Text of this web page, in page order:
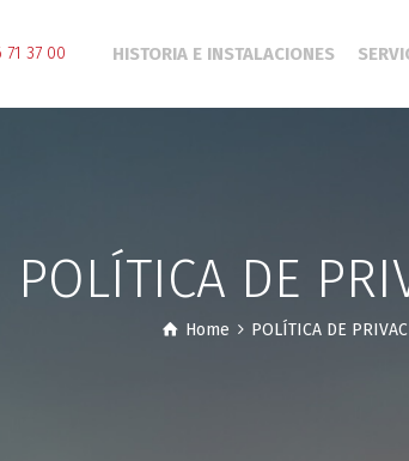
71 37 00 HISTORIA E INSTALACIONES
POLÍTICA DE
Home POLÍTICA DE